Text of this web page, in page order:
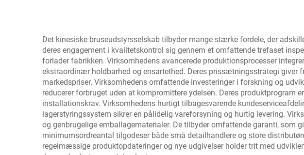
Det kinesiske bruseudstyrsselskab tilbyder mange stærke fordele, der
deres engagement i kvalitetskontrol sig gennem et omfattende trefaset
forlader fabrikken. Virksomhedens avancerede produktionsprocesser
ekstraordinær holdbarhed og ensartethed. Deres prissætningsstrategi giver
markedspriser. Virksomhedens omfattende investeringer i forskning og
reducerer forbruget uden at kompromittere ydelsen. Deres
installationskrav. Virksomhedens hurtigt tilbagesvarende
lagerstyringssystem sikrer en pålidelig vareforsyning og hurtig levering.
og genbrugelige emballagematerialer. De tilbyder omfattende garanti, som
minimumsordreantal tilgodeser både små detailhandlere og store
regelmæssige produktopdateringer og nye udgivelser holder trit med